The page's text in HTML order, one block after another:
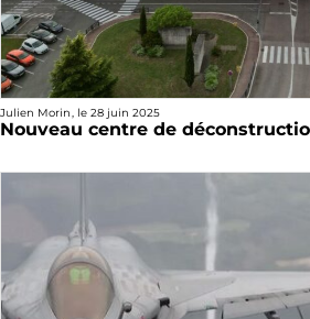
Julien Morin, le 28 juin 2025
Nouveau centre de